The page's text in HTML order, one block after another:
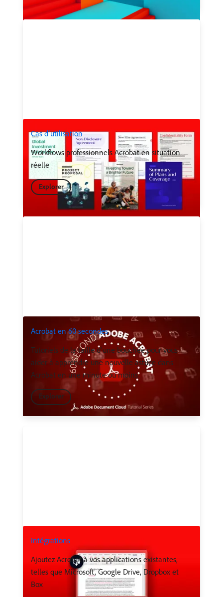
Cas d’utilisation
Workflows professionnels Acrobat en situation
réelle
Explorer
Acrobat en 60 secondes
Tutoriels de la taille d’une bouchée pour vous
aider à apprendre une nouvelle astuce dans
Acrobat en une minute ou moins
Explorer
Intégrations
Ajoutez Acrobat à vos applications existantes,
telles que Microsoft, Google Drive, Dropbox et
Box